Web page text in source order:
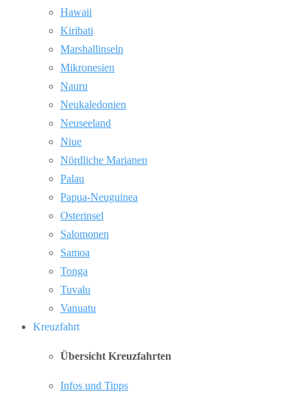
Hawaii
Kiribati
Marshallinseln
Mikronesien
Nauru
Neukaledonien
Neuseeland
Niue
Nördliche Marianen
Palau
Papua-Neuguinea
Osterinsel
Salomonen
Samoa
Tonga
Tuvalu
Vanuatu
Kreuzfahrt
Übersicht Kreuzfahrten
Infos und Tipps